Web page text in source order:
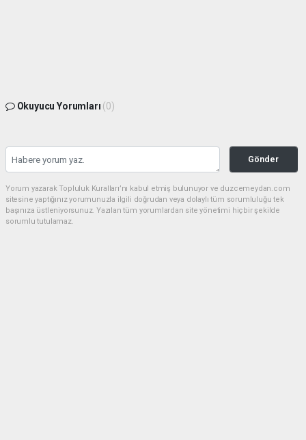
Okuyucu Yorumları (0)
Gönder
Yorum yazarak Topluluk Kuralları’nı kabul etmiş bulunuyor ve duzcemeydan.com
sitesine yaptığınız yorumunuzla ilgili doğrudan veya dolaylı tüm sorumluluğu tek
başınıza üstleniyorsunuz. Yazılan tüm yorumlardan site yönetimi hiçbir şekilde
sorumlu tutulamaz.